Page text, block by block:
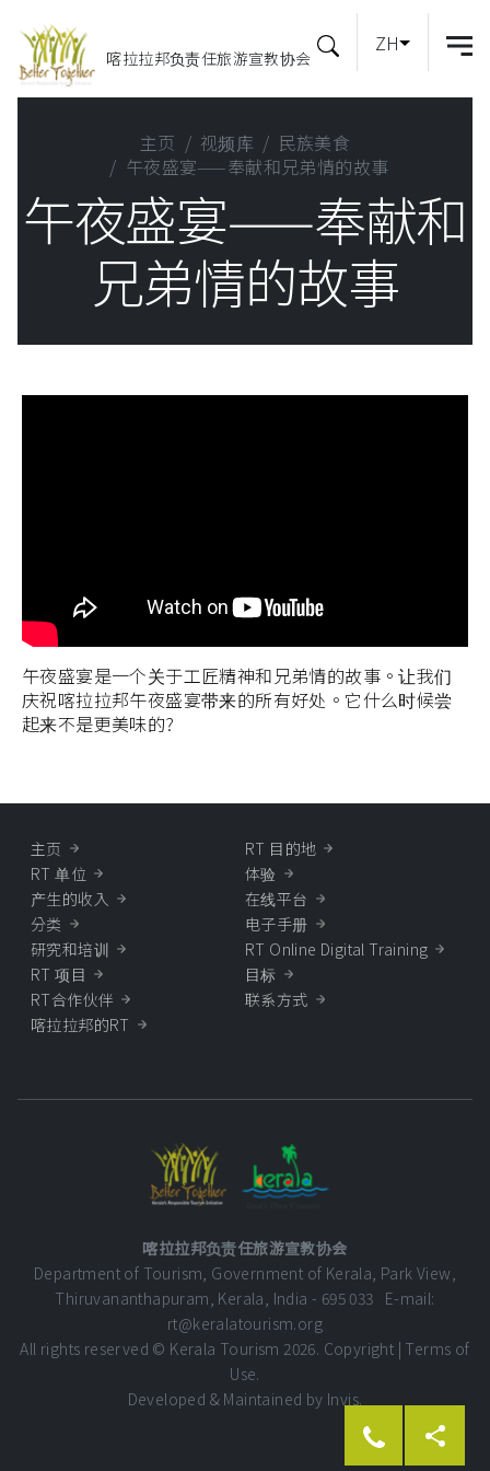
喀拉拉邦负责任旅游宣教协会
ZH
主页 视频库
民族美食
午夜盛宴——奉献和兄弟情的故事
午夜盛宴——奉献和
兄弟情的故事
午夜盛宴是一个关于工匠精神和兄弟情的故事。让我们
庆祝喀拉拉邦午夜盛宴带来的所有好处。它什么时候尝
起来不是更美味的?
主页
RT 单位
产生的收入
分类
RT 目的地
体验
在线平台
电子手册
研究和培训
RT 项目
RT合作伙伴
喀拉拉邦的RT
RT Online Digital Training
目标
联系方式
喀拉拉邦负责任旅游宣教协会
Department of Tourism, Government of Kerala, Park View,
Thiruvananthapuram, Kerala, India - 695 033 E-mail:
rt@keralatourism.org
All rights reserved © Kerala Tourism 2026. Copyright | Terms of
Use.
Developed & Maintained by ​ Invis.